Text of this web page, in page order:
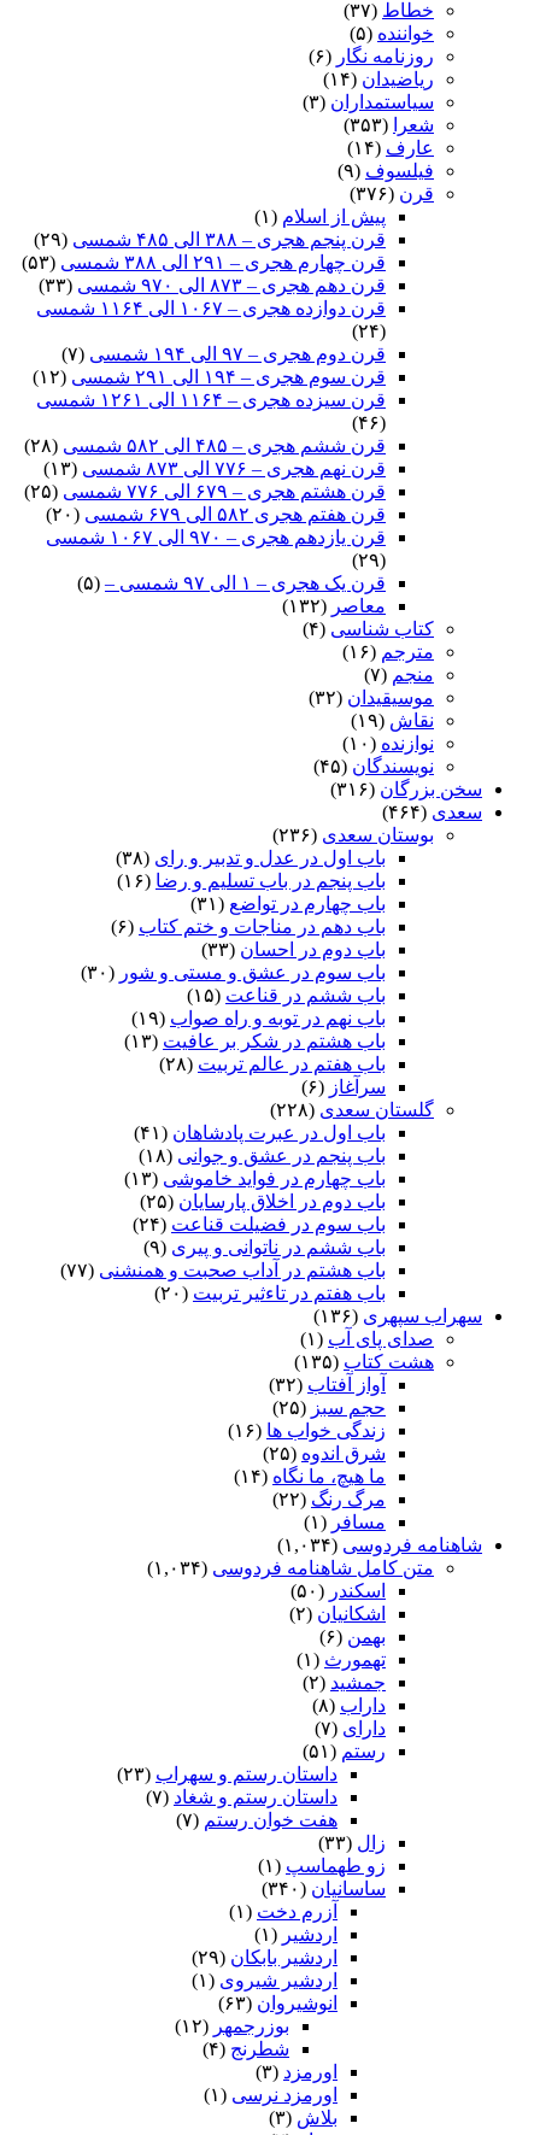
خطاط (۳۷)
خواننده (۵)
روزنامه نگار (۶)
ریاضیدان (۱۴)
سیاستمداران (۳)
شعرا
(۳۵۳)
عارف (۱۴)
فیلسوف (۹)
قرن (۳۷۶)
پیش از اسلام (۱)
قرن پنجم هجری – ۳۸۸ الی ۴۸۵ شمسی
(۲۹)
قرن چهارم هجری – ۲۹۱ الی ۳۸۸ شمسی
(۵۳)
قرن دهم هجری – ۸۷۳ الی ۹۷۰ شمسی
(۳۳)
قرن دوازده هجری – ۱۰۶۷ الی ۱۱۶۴ شمسی
(۲۴)
قرن دوم هجری – ۹۷ الی ۱۹۴ شمسی
(۷)
قرن سوم هجری – ۱۹۴ الی ۲۹۱ شمسی
(۱۲)
قرن سیزده هجری – ۱۱۶۴ الی ۱۲۶۱ شمسی
(۴۶)
قرن ششم هجری – ۴۸۵ الی ۵۸۲ شمسی
(۲۸)
قرن نهم هجری – ۷۷۶ الی ۸۷۳ شمسی
(۱۳)
قرن هشتم هجری – ۶۷۹ الی ۷۷۶ شمسی
(۲۵)
قرن هفتم هجری ۵۸۲ الی ۶۷۹ شمسی
(۲۰)
قرن یازدهم هجری – ۹۷۰ الی ۱۰۶۷ شمسی
(۲۹)
قرن یک هجری – ۱ الی ۹۷ شمسی –
(۵)
معاصر (۱۳۲)
کتاب شناسی (۴)
مترجم (۱۶)
منجم (۷)
موسیقیدان (۳۲)
نقاش (۱۹)
نوازنده (۱۰)
نویسندگان (۴۵)
سخن بزرگان (۳۱۶)
سعدی (۴۶۴)
بوستان سعدی (۲۳۶)
باب اول در عدل و تدبیر و رای (۳۸)
باب پنجم در باب تسلیم و رضا (۱۶)
باب چهارم در تواضع (۳۱)
باب دهم در مناجات و ختم کتاب (۶)
باب دوم در احسان (۳۳)
باب سوم در عشق و مستی و شور (۳۰)
باب ششم در قناعت (۱۵)
باب نهم در توبه و راه صواب (۱۹)
باب هشتم در شکر بر عافیت (۱۳)
باب هفتم در عالم تربیت (۲۸)
سرآغاز (۶)
گلستان سعدی (۲۲۸)
باب اول در عبرت پادشاهان (۴۱)
باب پنجم در عشق و جوانى (۱۸)
باب چهارم در فواید خاموشى (۱۳)
باب دوم در اخلاق پارسایان (۲۵)
باب سوم در فضیلت قناعت (۲۴)
باب ششم در ناتوانى و پیرى (۹)
باب هشتم در آداب صحبت و همنشنى (۷۷)
باب هفتم در تاءثیر تربیت (۲۰)
سهراب سپهری (۱۳۶)
صدای پای آب (۱)
هشت کتاب (۱۳۵)
آواز آفتاب (۳۲)
حجم سبز (۲۵)
زندگی خواب ها (۱۶)
شرق اندوه (۲۵)
ما هیچ، ما نگاه (۱۴)
مرگ رنگ (۲۲)
مسافر (۱)
شاهنامه فردوسی (۱,۰۳۴)
متن کامل شاهنامه فردوسی (۱,۰۳۴)
اسکندر (۵۰)
اشکانیان (۲)
بهمن (۶)
تهمورث (۱)
جمشید (۲)
داراب (۸)
دارای (۷)
رستم (۵۱)
داستان رستم و سهراب (۲۳)
داستان رستم و شغاد (۷)
هفت خوان رستم‏ (۷)
زال (۳۳)
زو طهماسپ‏ (۱)
ساسانیان (۳۴۰)
آزرم دخت (۱)
اردشیر (۱)
اردشیر بابکان (۲۹)
اردشیر شیروی (۱)
انوشیروان (۶۳)
بوزرجمهر (۱۲)
شطرنج (۴)
اورمزد (۳)
اورمزد نرسى‏ (۱)
بلاش (۳)